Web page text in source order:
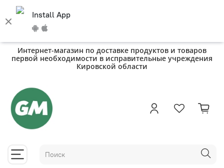
Install App
Интернет-магазин по доставке продуктов и товаров
первой необходимости в исправительные учреждения
Кировской области